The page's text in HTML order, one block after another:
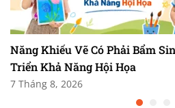
Năng Khiếu Vẽ Có Phải Bẩm
Triển Khả Năng Hội Họa
7 Tháng 8, 2026